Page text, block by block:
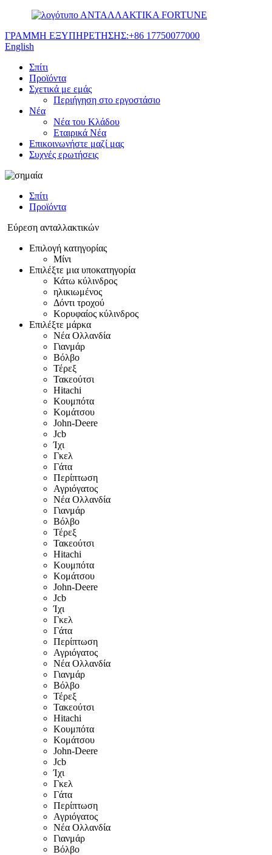
ΑΝΤΑΛΛΑΚΤΙΚΑ FORTUNE
ΓΡΑΜΜΗ ΕΞΥΠΗΡΕΤΗΣΗΣ:+86 17750077000
English
Σπίτι
Προϊόντα
Σχετικά με εμάς
Περιήγηση στο εργοστάσιο
Νέα
Νέα του Κλάδου
Εταιρικά Νέα
Επικοινωνήστε μαζί μας
Συχνές ερωτήσεις
Σπίτι
Προϊόντα
Εύρεση ανταλλακτικών
Επιλογή κατηγορίας
Μίνι
Επιλέξτε μια υποκατηγορία
Κάτω κύλινδρος
ηλικιωμένος
Δόντι τροχού
Κορυφαίος κύλινδρος
Επιλέξτε μάρκα
Νέα Ολλανδία
Γιανμάρ
Βόλβο
Τέρεξ
Τακεούτσι
Hitachi
Κουμπότα
Κομάτσου
John-Deere
Jcb
Ίχι
Γκελ
Γάτα
Περίπτωση
Αγριόγατος
Νέα Ολλανδία
Γιανμάρ
Βόλβο
Τέρεξ
Τακεούτσι
Hitachi
Κουμπότα
Κομάτσου
John-Deere
Jcb
Ίχι
Γκελ
Γάτα
Περίπτωση
Αγριόγατος
Νέα Ολλανδία
Γιανμάρ
Βόλβο
Τέρεξ
Τακεούτσι
Hitachi
Κουμπότα
Κομάτσου
John-Deere
Jcb
Ίχι
Γκελ
Γάτα
Περίπτωση
Αγριόγατος
Νέα Ολλανδία
Γιανμάρ
Βόλβο